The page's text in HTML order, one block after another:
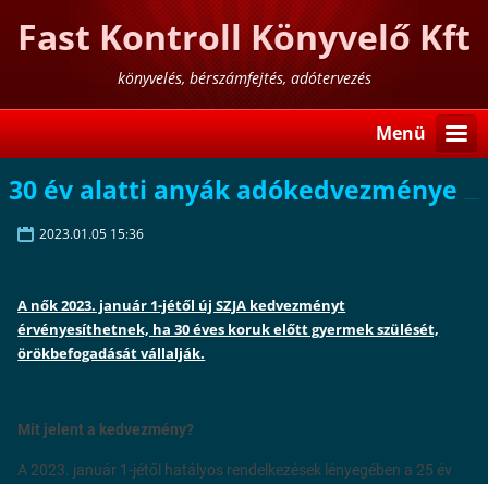
Fast Kontroll Könyvelő Kft
könyvelés, bérszámfejtés, adótervezés
Menü
30 év alatti anyák adókedvezménye
2023.01.05 15:36
A nők 2023. január 1-jétől új SZJA kedvezményt
érvényesíthetnek, ha 30 éves koruk előtt gyermek szülését,
örökbefogadását vállalják.
Mit jelent a kedvezmény?
A 2023. január 1-jétől hatályos rendelkezések lényegében a 25 év